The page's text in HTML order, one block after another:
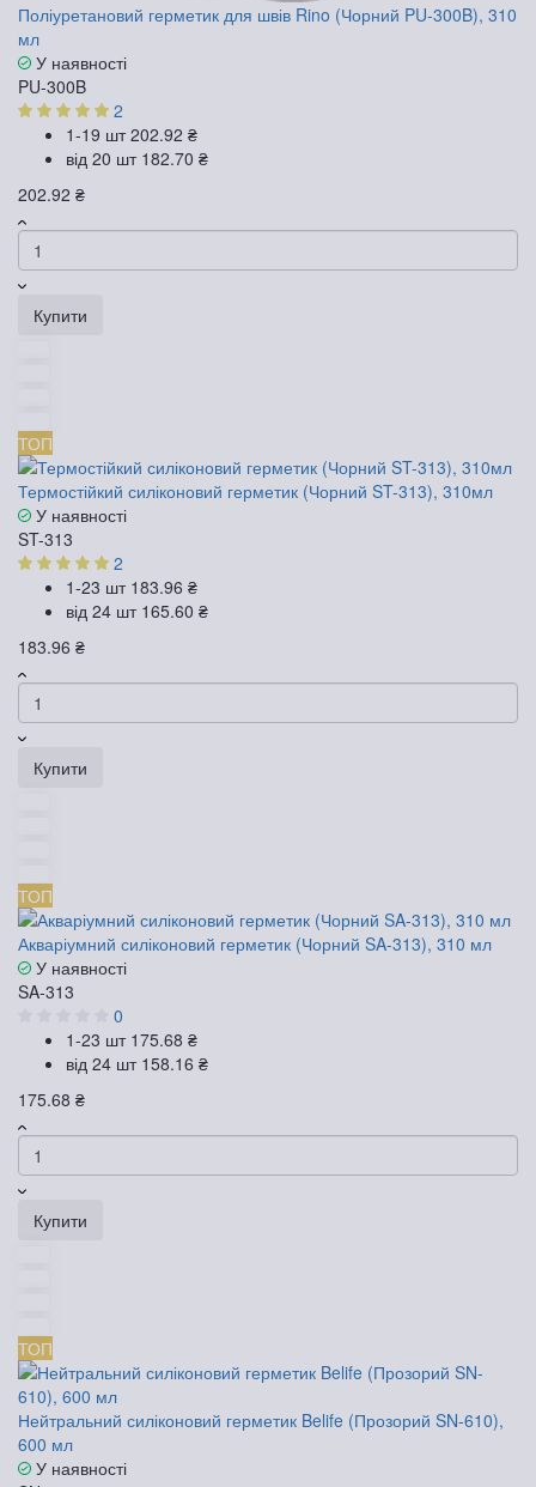
Поліуретановий герметик для швів Rino (Чорний PU-300B), 310
мл
У наявності
PU-300B
2
1-19 шт202.92 ₴
від 20 шт 182.70 ₴
202.92 ₴
Купити
ТОП
Термостійкий силіконовий герметик (Чорний ST-313), 310мл
У наявності
ST-313
2
1-23 шт 183.96 ₴
від 24 шт 165.60 ₴
183.96 ₴
Купити
ТОП
Акваріумний силіконовий герметик (Чорний SA-313), 310 мл
У наявності
SA-313
0
1-23 шт 175.68 ₴
від 24 шт 158.16 ₴
175.68 ₴
Купити
ТОП
Нейтральний силіконовий герметик Belife (Прозорий SN-610),
600 мл
У наявності